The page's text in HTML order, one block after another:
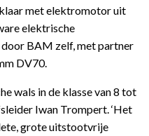
met elektromotor uit
elektrische
BAM zelf, met partner
DV70.
wals in de klasse van 8 tot
Iwan Trompert. ‘Het
grote uitstootvrije